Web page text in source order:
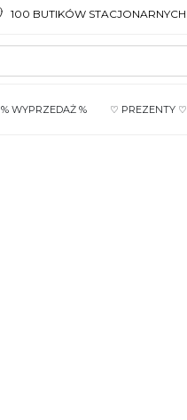
100 BUTIKÓW STACJONARNYCH
% WYPRZEDAŻ % ♡ PREZENTY ♡